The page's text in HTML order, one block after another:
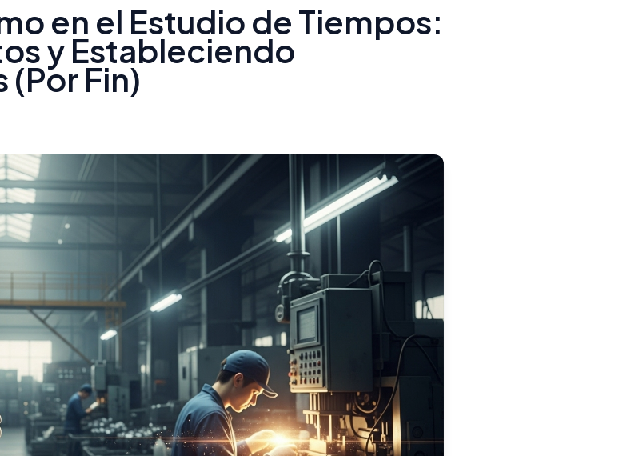
en el Estudio de Tiempos:
y Estableciendo
(Por Fin)